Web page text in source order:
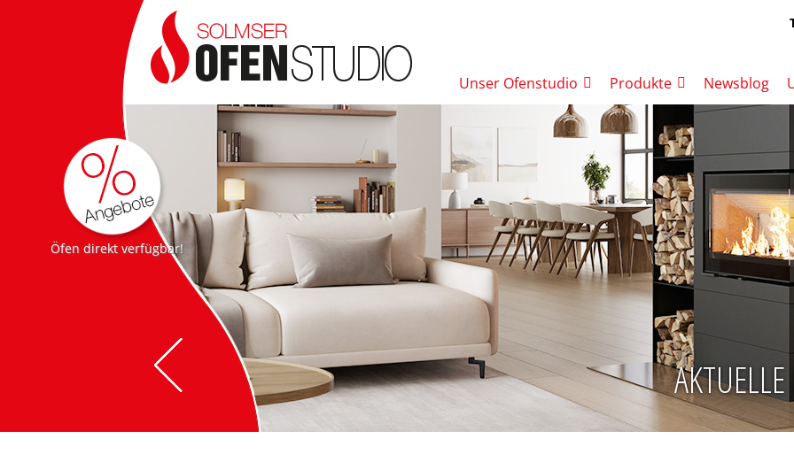
Öfen direkt verfügbar!
Unser Ofenstudio Produkte Newsblog